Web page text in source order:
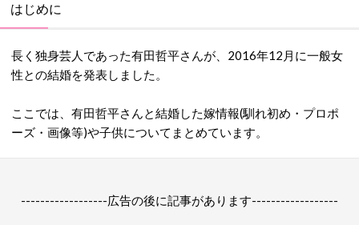
はじめに
長く独身芸人であった有田哲平さんが、2016年12月に一般女
性との結婚を発表しました。
ここでは、有田哲平さんと結婚した嫁情報(馴れ初め・プロポ
ーズ・画像等)や子供についてまとめています。
------------------広告の後に記事があります------------------